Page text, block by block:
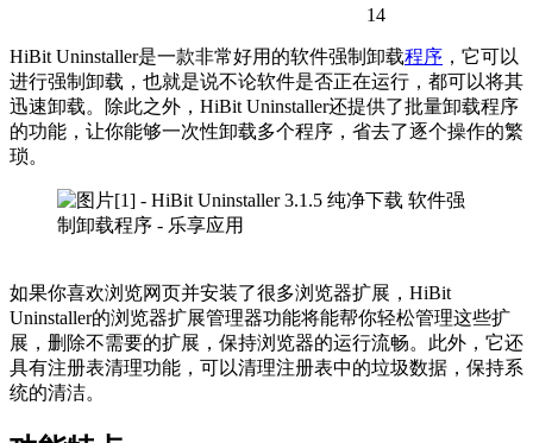
14
HiBit Uninstaller是一款非常好用的软件强制卸载程序 ，它可以
进行强制卸载，也就是说不论软件是否正在运行，都可以将其
迅速卸载。除此之外，HiBit Uninstaller还提供了批量卸载程序
的功能，让你能够一次性卸载多个程序，省去了逐个操作的繁
琐。
如果你喜欢浏览网页并安装了很多浏览器扩展，HiBit
Uninstaller的浏览器扩展管理器功能将能帮你轻松管理这些扩
展，删除不需要的扩展，保持浏览器的运行流畅。此外，它还
具有注册表清理功能，可以清理注册表中的垃圾数据，保持系
统的清洁。